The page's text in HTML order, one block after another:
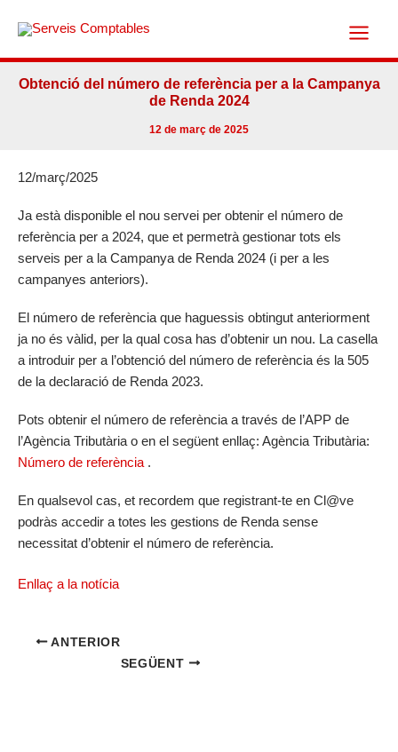
Obtenció del número de referència per a la Campanya
de Renda 2024
12 de març de 2025
12/març/2025
Ja està disponible el nou servei per obtenir el número de
referència per a 2024, que et permetrà gestionar tots els
serveis per a la Campanya de Renda 2024 (i per a les
campanyes anteriors).
El número de referència que haguessis obtingut anteriorment
ja no és vàlid, per la qual cosa has d’obtenir un nou. La casella
a introduir per a l’obtenció del número de referència és la 505
de la declaració de Renda 2023.
Pots obtenir el número de referència a través de l’APP de
l’Agència Tributària o en el següent enllaç: Agència Tributària:
Número de referència .
En qualsevol cas, et recordem que registrant-te en Cl@ve
podràs accedir a totes les gestions de Renda sense
necessitat d’obtenir el número de referència.
Enllaç a la notícia
ANTERIOR
SEGÜENT